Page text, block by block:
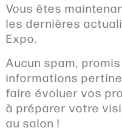
Vous êtes
les dernières
Expo.
Aucun spam,
informations
faire évoluer vos
à préparer votre
au salon !